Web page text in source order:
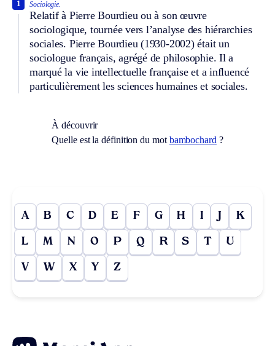
Sociologie.
Relatif à Pierre Bourdieu ou à son œuvre
sociologique, tournée vers l’analyse des hiérarchies
sociales. Pierre Bourdieu (1930-2002) était un
sociologue français, agrégé de philosophie. Il a
marqué la vie intellectuelle française et a influencé
particulièrement les sciences humaines et sociales.
1
À découvrir
Quelle est la définition du mot bambochard ?
A B C D E F G H I J K
L M N O P Q R S T U
V W X Y Z